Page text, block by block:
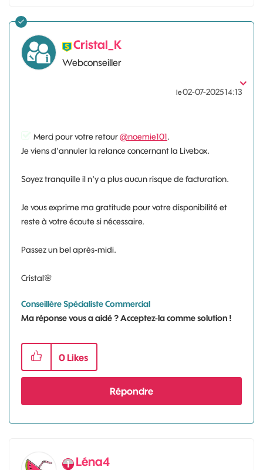
Cristal_K
Webconseiller
le‎02-07-202514:13
Merci pour votre retour@noemie101.
Je viens d'annuler la relance concernant la Livebox.
Soyez tranquille il n'y a plus aucun risque de facturation.
Je vous exprime ma gratitude pour votre disponibilité et
reste à votre écoute si nécessaire.
Passez un bel après-midi.
Cristal🌸
Conseillère Spécialiste Commercial
Ma réponse vous a aidé ? Acceptez-la comme solution !
0 Likes
Répondre
Léna4